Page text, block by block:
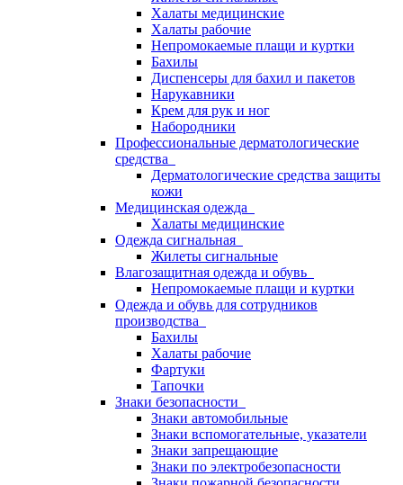
Халаты медицинские
Халаты рабочие
Непромокаемые плащи и куртки
Бахилы
Диспенсеры для бахил и пакетов
Нарукавники
Крем для рук и ног
Набородники
Профессиональные дерматологические
средства
Дерматологические средства защиты
кожи
Медицинская одежда
Халаты медицинские
Одежда сигнальная
Жилеты сигнальные
Влагозащитная одежда и обувь
Непромокаемые плащи и куртки
Одежда и обувь для сотрудников
производства
Бахилы
Халаты рабочие
Фартуки
Тапочки
Знаки безопасности
Знаки автомобильные
Знаки вспомогательные, указатели
Знаки запрещающие
Знаки по электробезопасности